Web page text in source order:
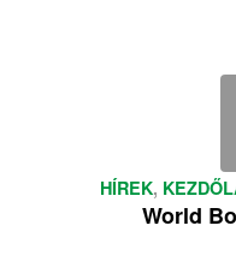
HÍREK,
World